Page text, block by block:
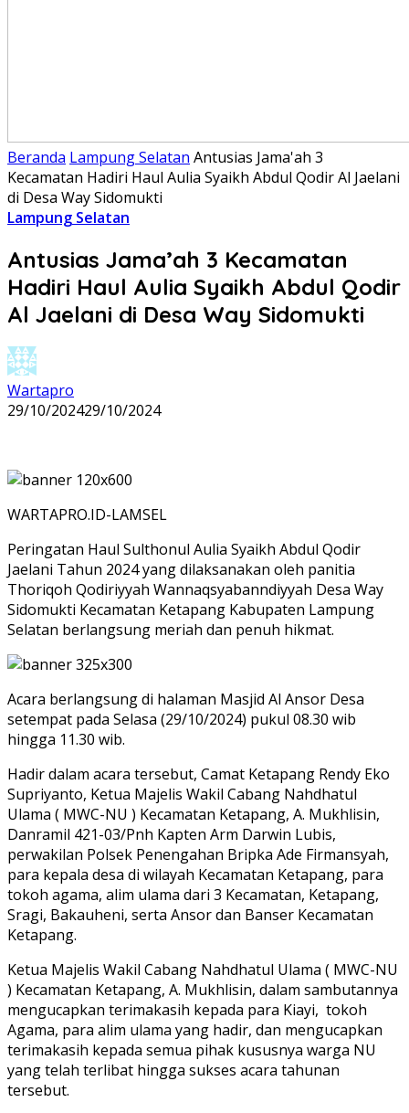
Beranda Lampung Selatan Antusias Jama'ah 3
Kecamatan Hadiri Haul Aulia Syaikh Abdul Qodir Al Jaelani
di Desa Way Sidomukti
Lampung Selatan
Antusias Jama’ah 3 Kecamatan
Hadiri Haul Aulia Syaikh Abdul Qodir
Al Jaelani di Desa Way Sidomukti
Wartapro
29/10/202429/10/2024
WARTAPRO.ID-LAMSEL
Peringatan Haul Sulthonul Aulia Syaikh Abdul Qodir
Jaelani Tahun 2024 yang dilaksanakan oleh panitia
Thoriqoh Qodiriyyah Wannaqsyabanndiyyah Desa Way
Sidomukti Kecamatan Ketapang Kabupaten Lampung
Selatan berlangsung meriah dan penuh hikmat.
Acara berlangsung di halaman Masjid Al Ansor Desa
setempat pada Selasa (29/10/2024) pukul 08.30 wib
hingga 11.30 wib.
Hadir dalam acara tersebut, Camat Ketapang Rendy Eko
Supriyanto, Ketua Majelis Wakil Cabang Nahdhatul
Ulama ( MWC-NU ) Kecamatan Ketapang, A. Mukhlisin,
Danramil 421-03/Pnh Kapten Arm Darwin Lubis,
perwakilan Polsek Penengahan Bripka Ade Firmansyah,
para kepala desa di wilayah Kecamatan Ketapang, para
tokoh agama, alim ulama dari 3 Kecamatan, Ketapang,
Sragi, Bakauheni, serta Ansor dan Banser Kecamatan
Ketapang.
Ketua Majelis Wakil Cabang Nahdhatul Ulama ( MWC-NU
) Kecamatan Ketapang, A. Mukhlisin, dalam sambutannya
mengucapkan terimakasih kepada para Kiayi, tokoh
Agama, para alim ulama yang hadir, dan mengucapkan
terimakasih kepada semua pihak kususnya warga NU
yang telah terlibat hingga sukses acara tahunan
tersebut.